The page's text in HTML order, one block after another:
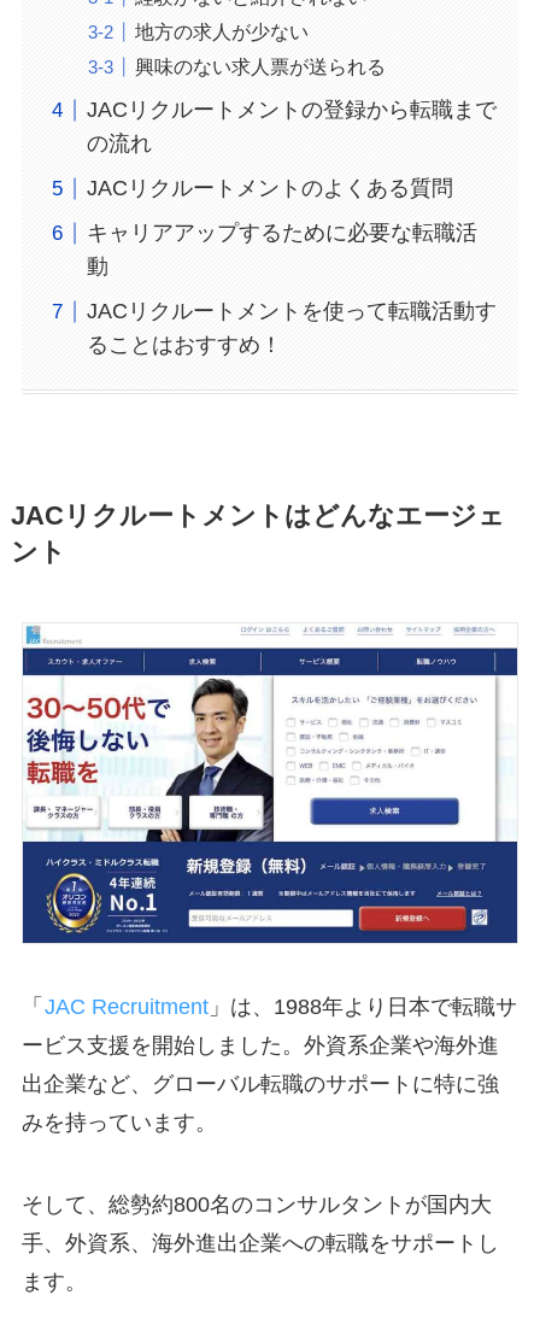
地方の求人が少ない
興味のない求人票が送られる
JACリクルートメントの登録から転職まで
の流れ
JACリクルートメントのよくある質問
キャリアアップするために必要な転職活
動
JACリクルートメントを使って転職活動す
ることはおすすめ！
JACリクルートメントはどんなエージェ
ント
「 JAC Recruitment」は、1988年より日本で転職サ
ービス支援を開始しました。外資系企業や海外進
出企業など、グローバル転職のサポートに特に強
みを持っています。
そして、総勢約800名のコンサルタントが国内大
手、外資系、海外進出企業への転職をサポートし
ます。